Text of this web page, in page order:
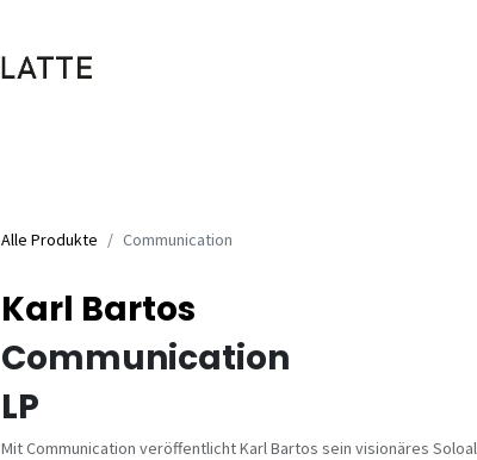
Alle Produkte Communication
Karl Bartos
Communication
LP
Mit Communication veröffentlicht Karl Bartos sein visionäres